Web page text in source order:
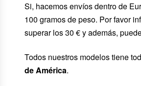
Si, hacemos envíos dentro de
100 gramos de peso. Por favor
superar los 30 € y además,
Todos nuestros modelos tiene
de América.